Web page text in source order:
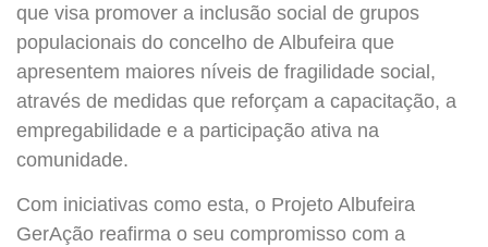
que visa promover a inclusão social de grupos
populacionais do concelho de Albufeira que
apresentem maiores níveis de fragilidade social,
através de medidas que reforçam a capacitação, a
empregabilidade e a participação ativa na
comunidade.
Com iniciativas como esta, o Projeto Albufeira
GerAção reafirma o seu compromisso com a